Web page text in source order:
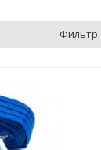
Фильтр